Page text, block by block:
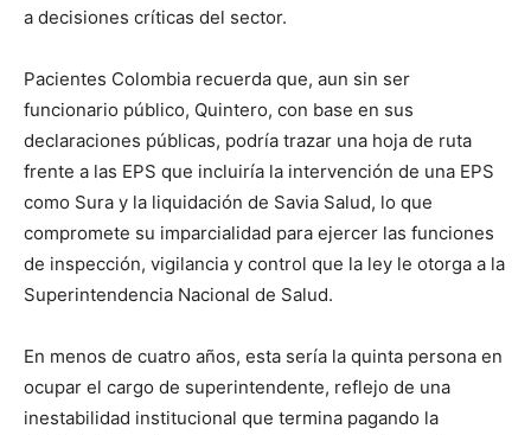
a decisiones críticas del sector.
Pacientes Colombia recuerda que, aun sin ser
funcionario público, Quintero, con base en sus
declaraciones públicas, podría trazar una hoja de ruta
frente a las EPS que incluiría la intervención de una EPS
como Sura y la liquidación de Savia Salud, lo que
compromete su imparcialidad para ejercer las funciones
de inspección, vigilancia y control que la ley le otorga a la
Superintendencia Nacional de Salud.
En menos de cuatro años, esta sería la quinta persona en
ocupar el cargo de superintendente, reflejo de una
inestabilidad institucional que termina pagando la